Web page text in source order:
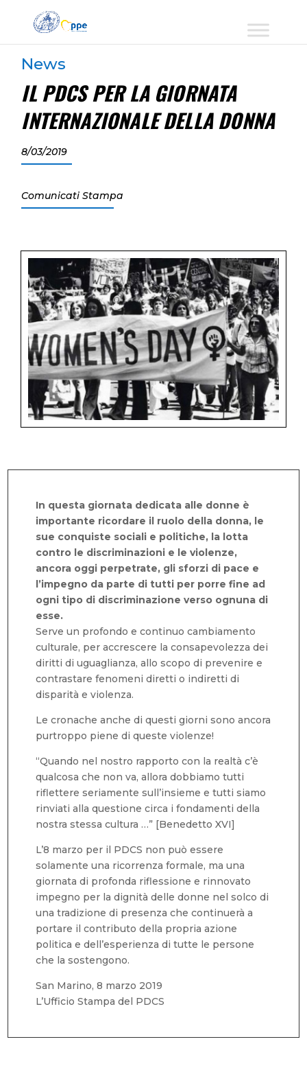
News
IL PDCS PER LA GIORNATA
INTERNAZIONALE DELLA DONNA
8/03/2019
Comunicati Stampa
In questa giornata dedicata alle donne è
importante ricordare il ruolo della donna, le
sue conquiste sociali e politiche, la lotta
contro le discriminazioni e le violenze,
ancora oggi perpetrate, gli sforzi di pace e
l’impegno da parte di tutti per porre fine ad
ogni tipo di discriminazione verso ognuna di
esse.
Serve un profondo e continuo cambiamento
culturale, per accrescere la consapevolezza dei
diritti di uguaglianza, allo scopo di prevenire e
contrastare fenomeni diretti o indiretti di
disparità e violenza.
Le cronache anche di questi giorni sono ancora
purtroppo piene di queste violenze!
“Quando nel nostro rapporto con la realtà c’è
qualcosa che non va, allora dobbiamo tutti
riflettere seriamente sull’insieme e tutti siamo
rinviati alla questione circa i fondamenti della
nostra stessa cultura …” [Benedetto XVI]
L’8 marzo per il PDCS non può essere
solamente una ricorrenza formale, ma una
giornata di profonda riflessione e rinnovato
impegno per la dignità delle donne nel solco di
una tradizione di presenza che continuerà a
portare il contributo della propria azione
politica e dell’esperienza di tutte le persone
che la sostengono.
San Marino, 8 marzo 2019
L’Ufficio Stampa del PDCS